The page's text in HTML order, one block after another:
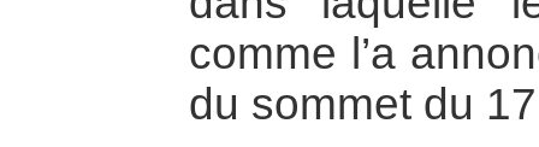
comme l’a
du sommet du